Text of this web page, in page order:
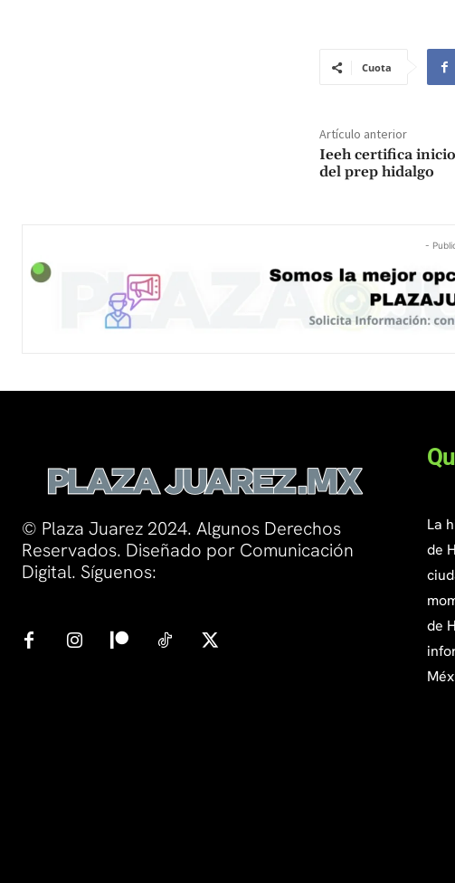
Cuota
Artículo anterior
Ieeh certifica
del prep hidalgo
-
© Plaza Juarez 2024. Algunos Derechos
Reservados. Diseñado por Comunicación
Digital. Síguenos:
La
de
de